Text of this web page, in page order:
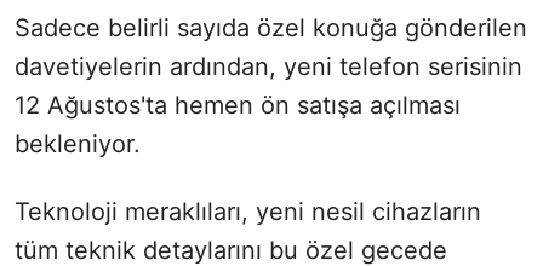
Sadece belirli sayıda özel konuğa gönderilen
davetiyelerin ardından, yeni telefon serisinin
12 Ağustos'ta hemen ön satışa açılması
bekleniyor.
Teknoloji meraklıları, yeni nesil cihazların
tüm teknik detaylarını bu özel gecede